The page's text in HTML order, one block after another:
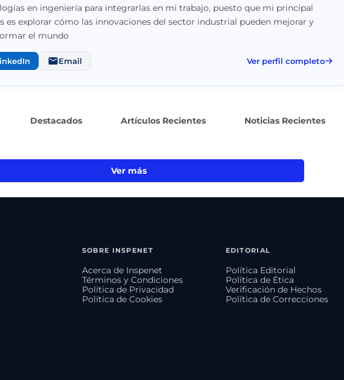
en ingeniería para integrarlas en mi trabajo, puesto que mi principal
es explorar cómo las innovaciones del sector industrial pueden mejorar y
el mundo
Email Ver perfil completo
Destacados Artículos Recientes Noticias Recientes
Ver más
SOBRE INSPENET
Acerca de Inspenet
Términos y Condiciones
Política de Privacidad
Política de Cookies
EDITORIAL
Política Editorial
Política de Ética
Verificación de Hechos
Política de Correcciones